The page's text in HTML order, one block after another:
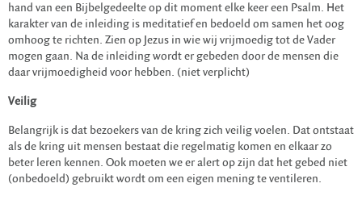
hand van een Bijbelgedeelte op dit moment elke keer een Psalm. Het
karakter van de inleiding is meditatief en bedoeld om samen het oog
omhoog te richten. Zien op Jezus in wie wij vrijmoedig tot de Vader
mogen gaan. Na de inleiding wordt er gebeden door de mensen die
daar vrijmoedigheid voor hebben. (niet verplicht)
Veilig
Belangrijk is dat bezoekers van de kring zich veilig voelen. Dat ontstaat
als de kring uit mensen bestaat die regelmatig komen en elkaar zo
beter leren kennen. Ook moeten we er alert op zijn dat het gebed niet
(onbedoeld) gebruikt wordt om een eigen mening te ventileren.